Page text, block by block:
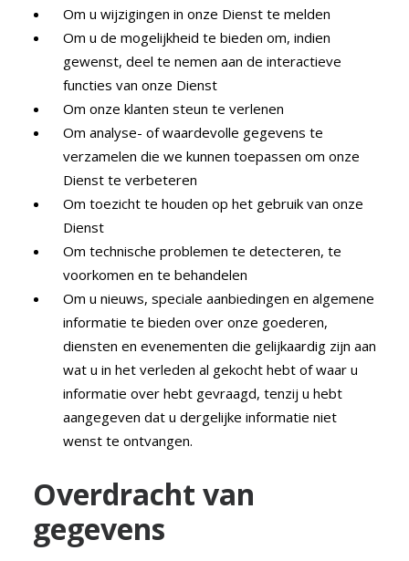
Om u wijzigingen in onze Dienst te melden
Om u de mogelijkheid te bieden om, indien
gewenst, deel te nemen aan de interactieve
functies van onze Dienst
Om onze klanten steun te verlenen
Om analyse- of waardevolle gegevens te
verzamelen die we kunnen toepassen om onze
Dienst te verbeteren
Om toezicht te houden op het gebruik van onze
Dienst
Om technische problemen te detecteren, te
voorkomen en te behandelen
Om u nieuws, speciale aanbiedingen en algemene
informatie te bieden over onze goederen,
diensten en evenementen die gelijkaardig zijn aan
wat u in het verleden al gekocht hebt of waar u
informatie over hebt gevraagd, tenzij u hebt
aangegeven dat u dergelijke informatie niet
wenst te ontvangen.
Overdracht van
gegevens